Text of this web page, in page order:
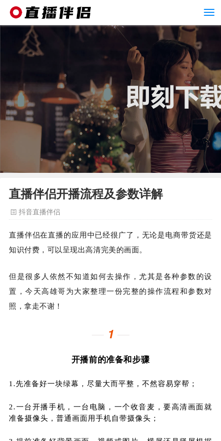
直播伴侣开播流程及参数详解
抖音直播伴侣
直播伴侣在直播的应用中已经很广了，无论是电商带货还是
知识付费，可以呈现出高清完美的画面。
但是很多人依然不知道如何去操作，尤其是各种参数的设
置，今天高雄哥为大家整理一份完整的操作流程和参数对
照，拿走不谢！
1
开播前的准备和步骤
1.先准备好一块绿幕，尽量大而平整，不然容易穿帮；
2.一台开播手机，一台电脑，一个收音麦，要高清画面就
准备摄像头，普通画面用手机自带摄像头；